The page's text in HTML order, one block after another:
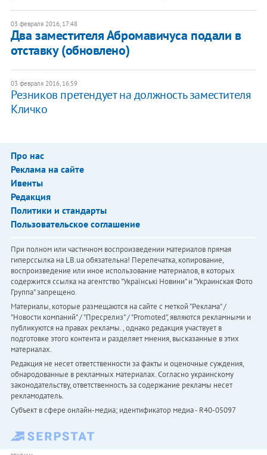
03 февраля 2016, 17:48
Два заместителя Абромавичуса подали в
отставку (обновлено)
03 февраля 2016, 16:59
Резников претендует на должность заместителя
Кличко
Про нас
Реклама на сайте
Ивенты
Редакция
Политики и стандарты
Пользовательское соглашение
При полном или частичном воспроизведении материалов прямая
гиперссылка на LB.ua обязательна! Перепечатка, копирование,
воспроизведение или иное использование материалов, в которых
содержится ссылка на агентство "Українськi Новини" и "Украинская Фото
Группа" запрещено.
Материалы, которые размещаются на сайте с меткой "Реклама" /
"Новости компаний" / "Пресрелиз" / "Promoted", являются рекламными и
публикуются на правах рекламы. , однако редакция участвует в
подготовке этого контента и разделяет мнения, высказанные в этих
материалах.
Редакция не несет ответственности за факты и оценочные суждения,
обнародованные в рекламных материалах. Согласно украинскому
законодательству, ответственность за содержание рекламы несет
рекламодатель.
Субъект в сфере онлайн-медиа; идентификатор медиа - R40-05097